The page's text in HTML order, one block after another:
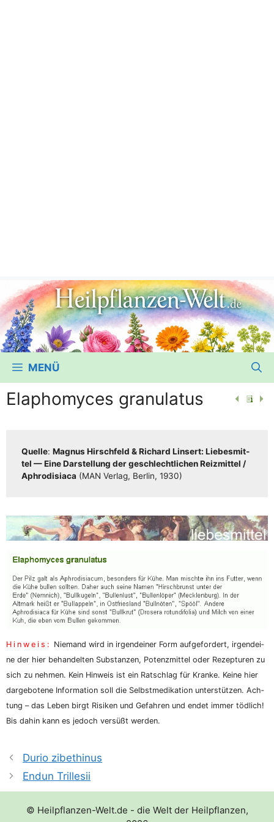
MENÜ
Elaphomyces granulatus
Quel­le: Magnus Hirsch­feld & Richard Lin­sert: Lie­bes­mit­
tel — Eine Dar­stel­lung der geschlecht­li­chen Reiz­mit­tel /​​
Aphro­di­sia­ca (MAN Ver­lag, Ber­lin, 1930)
Hin­weis: Nie­mand wird in irgend­ei­ner Form auf­ge­for­dert, irgend­ei­
ne der hier behan­del­ten Sub­stan­zen, Potenz­mit­tel oder Rezep­tu­ren zu
sich zu neh­men. Kein Hin­weis ist ein Rat­schlag für Kran­ke. Kei­ne hier
dar­ge­bo­te­ne Infor­ma­ti­on soll die Selbst­me­di­ka­ti­on unter­stüt­zen. Ach­
tung – das Leben birgt Risi­ken und Gefah­ren und endet immer töd­lich!
Bis dahin kann es jedoch ver­süßt werden.
Durio zibethinus
Endun Trillesii
© Heilpflanzen-Welt.de - die Welt der Heilpflanzen,